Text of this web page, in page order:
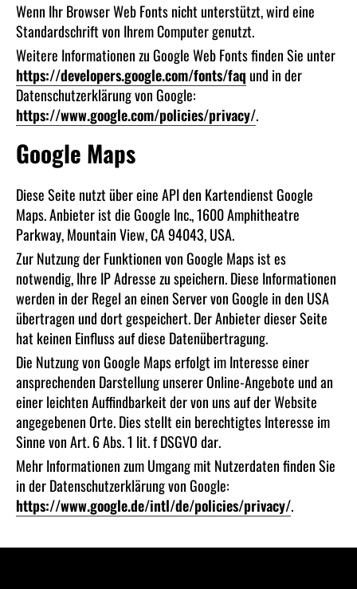
Wenn Ihr Browser Web Fonts nicht unterstützt, wird eine
Standardschrift von Ihrem Computer genutzt.
Weitere Informationen zu Google Web Fonts finden Sie unter
https://developers.google.com/fonts/faqund in der
Datenschutzerklärung von Google:
https://www.google.com/policies/privacy/.
Google Maps
Diese Seite nutzt über eine API den Kartendienst Google
Maps. Anbieter ist die Google Inc., 1600 Amphitheatre
Parkway, Mountain View, CA 94043, USA.
Zur Nutzung der Funktionen von Google Maps ist es
notwendig, Ihre IP Adresse zu speichern. Diese Informationen
werden in der Regel an einen Server von Google in den USA
übertragen und dort gespeichert. Der Anbieter dieser Seite
hat keinen Einfluss auf diese Datenübertragung.
Die Nutzung von Google Maps erfolgt im Interesse einer
ansprechenden Darstellung unserer Online-Angebote und an
einer leichten Auffindbarkeit der von uns auf der Website
angegebenen Orte. Dies stellt ein berechtigtes Interesse im
Sinne von Art. 6 Abs. 1 lit. f DSGVO dar.
Mehr Informationen zum Umgang mit Nutzerdaten finden Sie
in der Datenschutzerklärung von Google:
https://www.google.de/intl/de/policies/privacy/.